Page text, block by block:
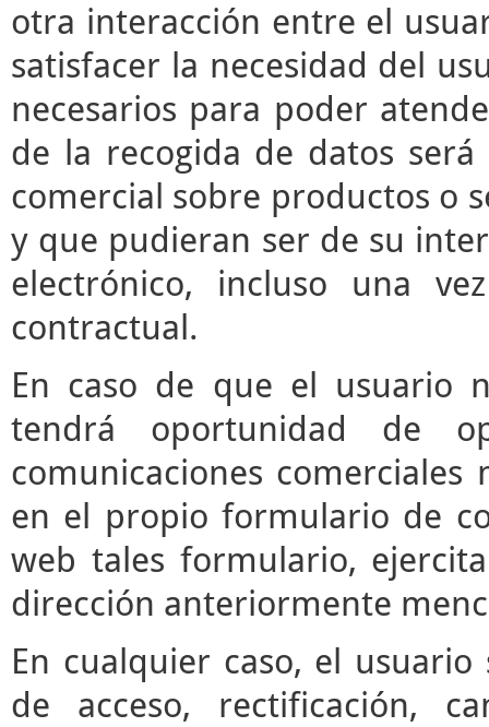
otra interacción entre el
satisfacer la necesidad del
necesarios para poder
de la recogida de datos
comercial sobre productos o
y que pudieran ser de su
electrónico, incluso una
contractual.
En caso de que el usuario
tendrá oportunidad de
comunicaciones
en el propio formulario de
web tales formulario,
dirección anteriormente
En cualquier caso, el
de acceso, rectificación,